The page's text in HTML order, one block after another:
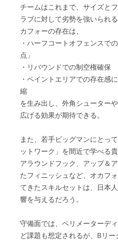
チームはこれまで、サイズと
ラブに対して劣勢を強いられ
カフォーの存在は、
・ハーフコートオフェンスで
点」
・リバウンドでの制空権確保
・ペイントエリアでの存在感
縮
を生み出し、外角シューター
広げる効果が期待できる。
また、若手ビッグマンにとっ
ットワーク」を間近で学べる
アラウンドフック、アップ＆
たフィニッシュなど、オカフ
てきたスキルセットは、日本
響を与えるだろう。
守備面では、ペリメーターデ
ど課題も想定されるが、Bリ